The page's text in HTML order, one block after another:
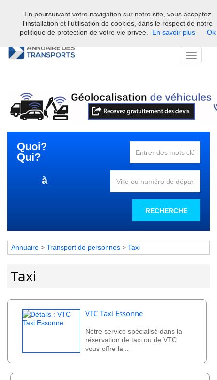
Bienvenue sur l'annuaire professionnel du transport et de la la
logistique en France.
Toggle
Quoi?
Qui?
à
RECHERCHE
Annuaire > Transport de personnes > Taxi
Taxi
VTC Taxi Essonne
Notre service spécialisé dans la
réservation de taxi ou de VTC
vous offre la...
En poursuivant votre navigation sur notre site, vous acceptez
l'installation et l'utilisation de cookies, dans le respect de notre
politique de protection de votre vie privee.
En savoir plus Ok